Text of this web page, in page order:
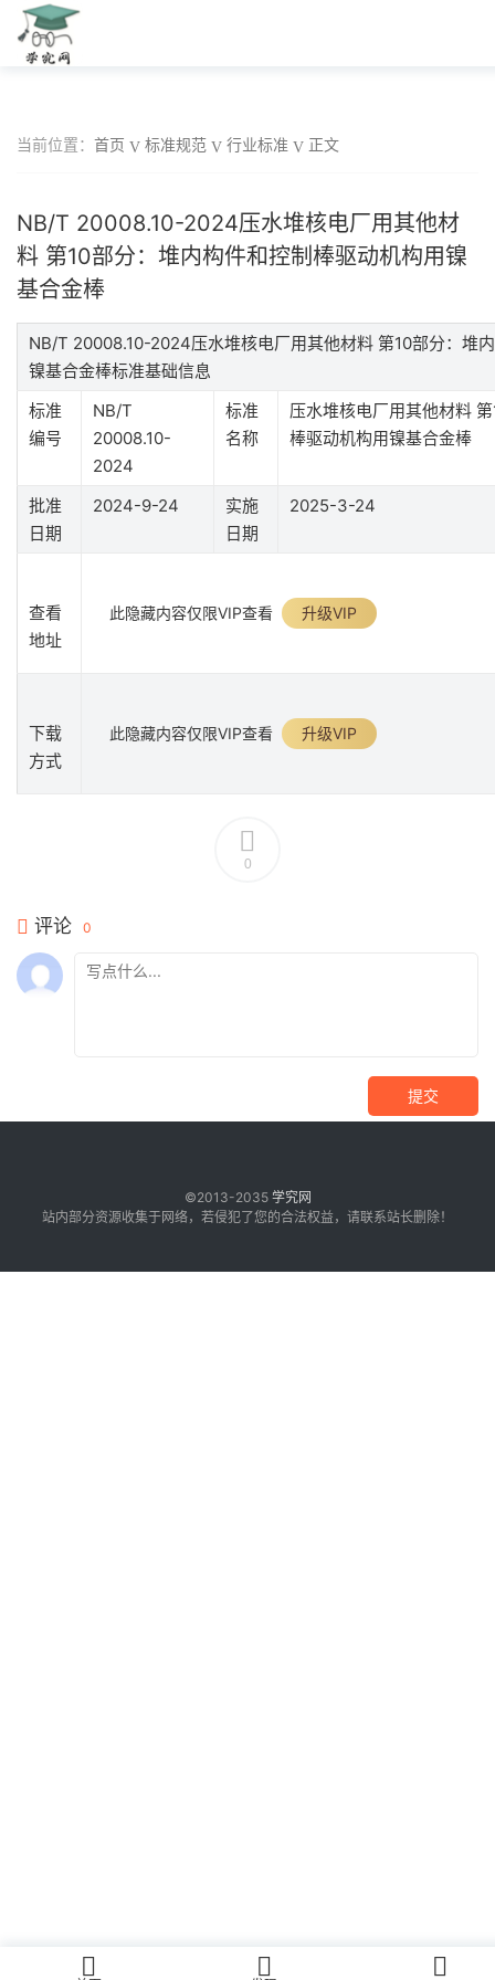
当前位置： 首页 标准规范 行业标准 正文
NB/T 20008.10-2024压水堆核电厂用其他材
料 第10部分：堆内构件和控制棒驱动机构用镍
基合金棒
NB/T 20008.10-2024压水堆核电厂用其他材料 第10部分：堆
镍基合金棒标准基础信息
标准
编号
NB/T
20008.10-
2024
标准
名称
压水堆核电厂用其他材料
棒驱动机构用镍基合金棒
批准
日期
2024-9-24
实施
日期
2025-3-24
查看
地址
此隐藏内容仅限VIP查看 升级VIP
下载
方式
此隐藏内容仅限VIP查看 升级VIP
0
评论 0
提交
©2013-2035 学究网
站内部分资源收集于网络，若侵犯了您的合法权益，请联系站长删除！